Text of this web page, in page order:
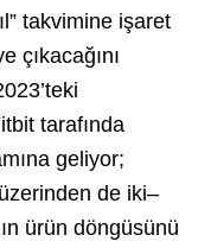
takvimine işaret
çıkacağını
tarafında
geliyor;
de iki–
ürün döngüsünü